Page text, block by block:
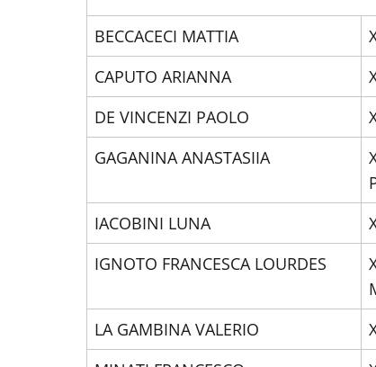
BECCACECI MATTIA
CAPUTO ARIANNA
DE VINCENZI PAOLO
GAGANINA ANASTASIIA
IACOBINI LUNA
IGNOTO FRANCESCA LOURDES
LA GAMBINA VALERIO